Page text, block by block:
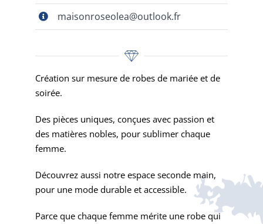
maisonroseolea@outlook.fr
Création sur mesure de robes de mariée et de
soirée.
Des pièces uniques, conçues avec passion et
des matières nobles, pour sublimer chaque
femme.
Découvrez aussi notre espace seconde main,
pour une mode durable et accessible.
Parce que chaque femme mérite une robe qui